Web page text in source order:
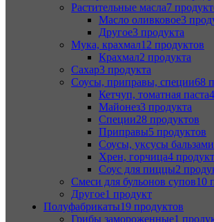
Растительные масла7
Масло оливковое3
Другое3 продукта
Мука, крахмал12 продуктов
Крахмал2 продукта
Сахар3 продукта
Соусы, приправы, специи68
Кетчуп, томатная паста
Майонез3 продукта
Специи28 продуктов
Приправы5 продуктов
Соусы, уксусы
Хрен, горчица4
Соус для пиццы2
Смеси для бульонов супов10
Другое1 продукт
Полуфабрикаты19 продуктов
Грибы замороженные1